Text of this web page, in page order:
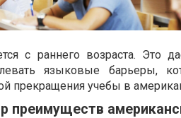
с раннего возраста. Это
языковые барьеры,
прекращения учебы в
преимуществ